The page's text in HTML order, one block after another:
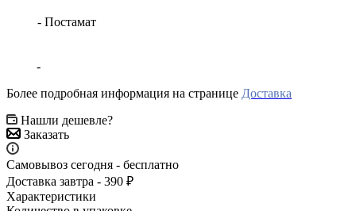
- Постамат
-
Более подробная информация на странице Доставка
Нашли дешевле?
Заказать
Самовывоз сегодня - бесплатно
Доставка завтра - 390 ₽
Характеристики